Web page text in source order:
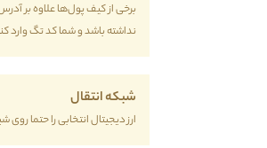
برخی از کیف پول‌ها علاوه بر
نداشته باشد و شما کد تگ وارد
شبکه انتقال
ارز دیجیتال انتخابی را حتما